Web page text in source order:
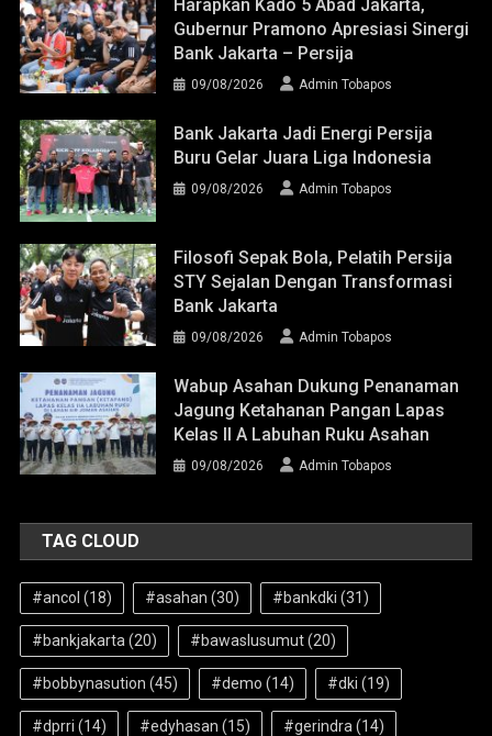
Harapkan Kado 5 Abad Jakarta,
Gubernur Pramono Apresiasi Sinergi
Bank Jakarta – Persija
09/08/2026 Admin Tobapos
Bank Jakarta Jadi Energi Persija
Buru Gelar Juara Liga Indonesia
09/08/2026 Admin Tobapos
Filosofi Sepak Bola, Pelatih Persija
STY Sejalan Dengan Transformasi
Bank Jakarta
09/08/2026 Admin Tobapos
Wabup Asahan Dukung Penanaman
Jagung Ketahanan Pangan Lapas
Kelas II A Labuhan Ruku Asahan
09/08/2026 Admin Tobapos
TAG CLOUD
#ancol (18) #asahan (30) #bankdki (31)
#bankjakarta (20) #bawaslusumut(20)
#bobbynasution (45) #demo (14) #dki (19)
#dprri (14) #edyhasan (15) #gerindra (14)